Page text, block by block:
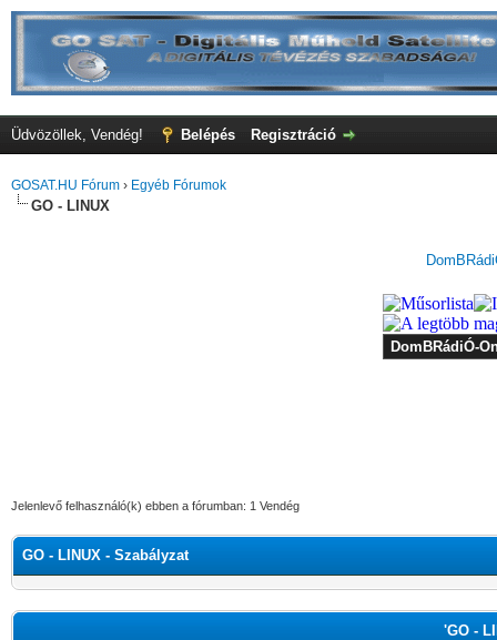
Üdvözöllek, Vendég! Belépés Regisztráció
GOSAT.HU Fórum › Egyéb Fórumok
GO - LINUX
Jelenlevő felhasználó(k) ebben a fórumban: 1 Vendég
GO - LINUX - Szabályzat
'GO -